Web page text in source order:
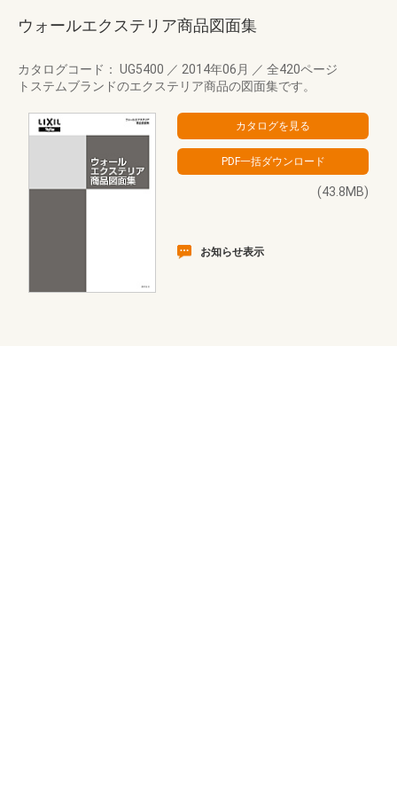
ウォールエクステリア商品図面集
カタログコード： UG5400 ／ 2014年06月 ／ 全420ページ
トステムブランドのエクステリア商品の図面集です。
(43.8MB)
お知らせ表示